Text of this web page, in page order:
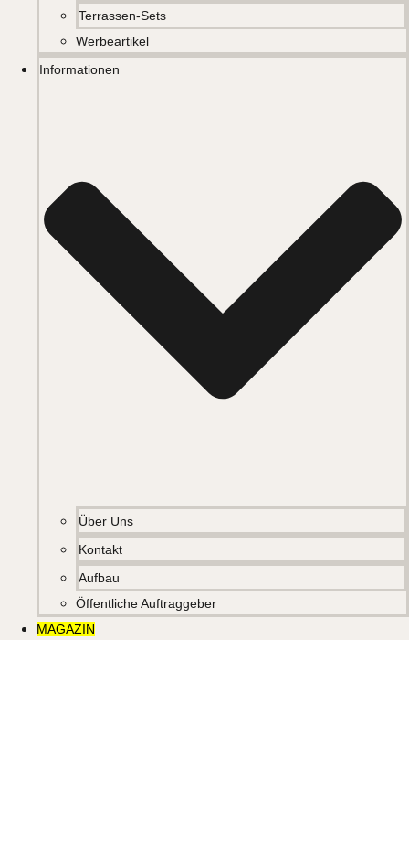
Terrassen-Sets
Werbeartikel
Informationen
Über Uns
Kontakt
Aufbau
Öffentliche Auftraggeber
MAGAZIN